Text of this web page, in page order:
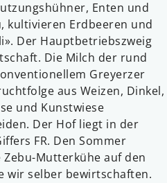
Enten und
kultivieren Erdbeeren und
Der Hauptbetriebszweig
Die Milch der rund
Greyerzer
aus Weizen, Dinkel,
und Kunstwiese
Der Hof liegt in der
FR. Den Sommer
Mutterkühe auf den
wir selber bewirtschaften.